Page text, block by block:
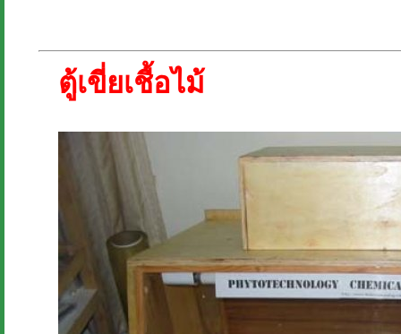
ตู้เขี่ยเชื้อไม้